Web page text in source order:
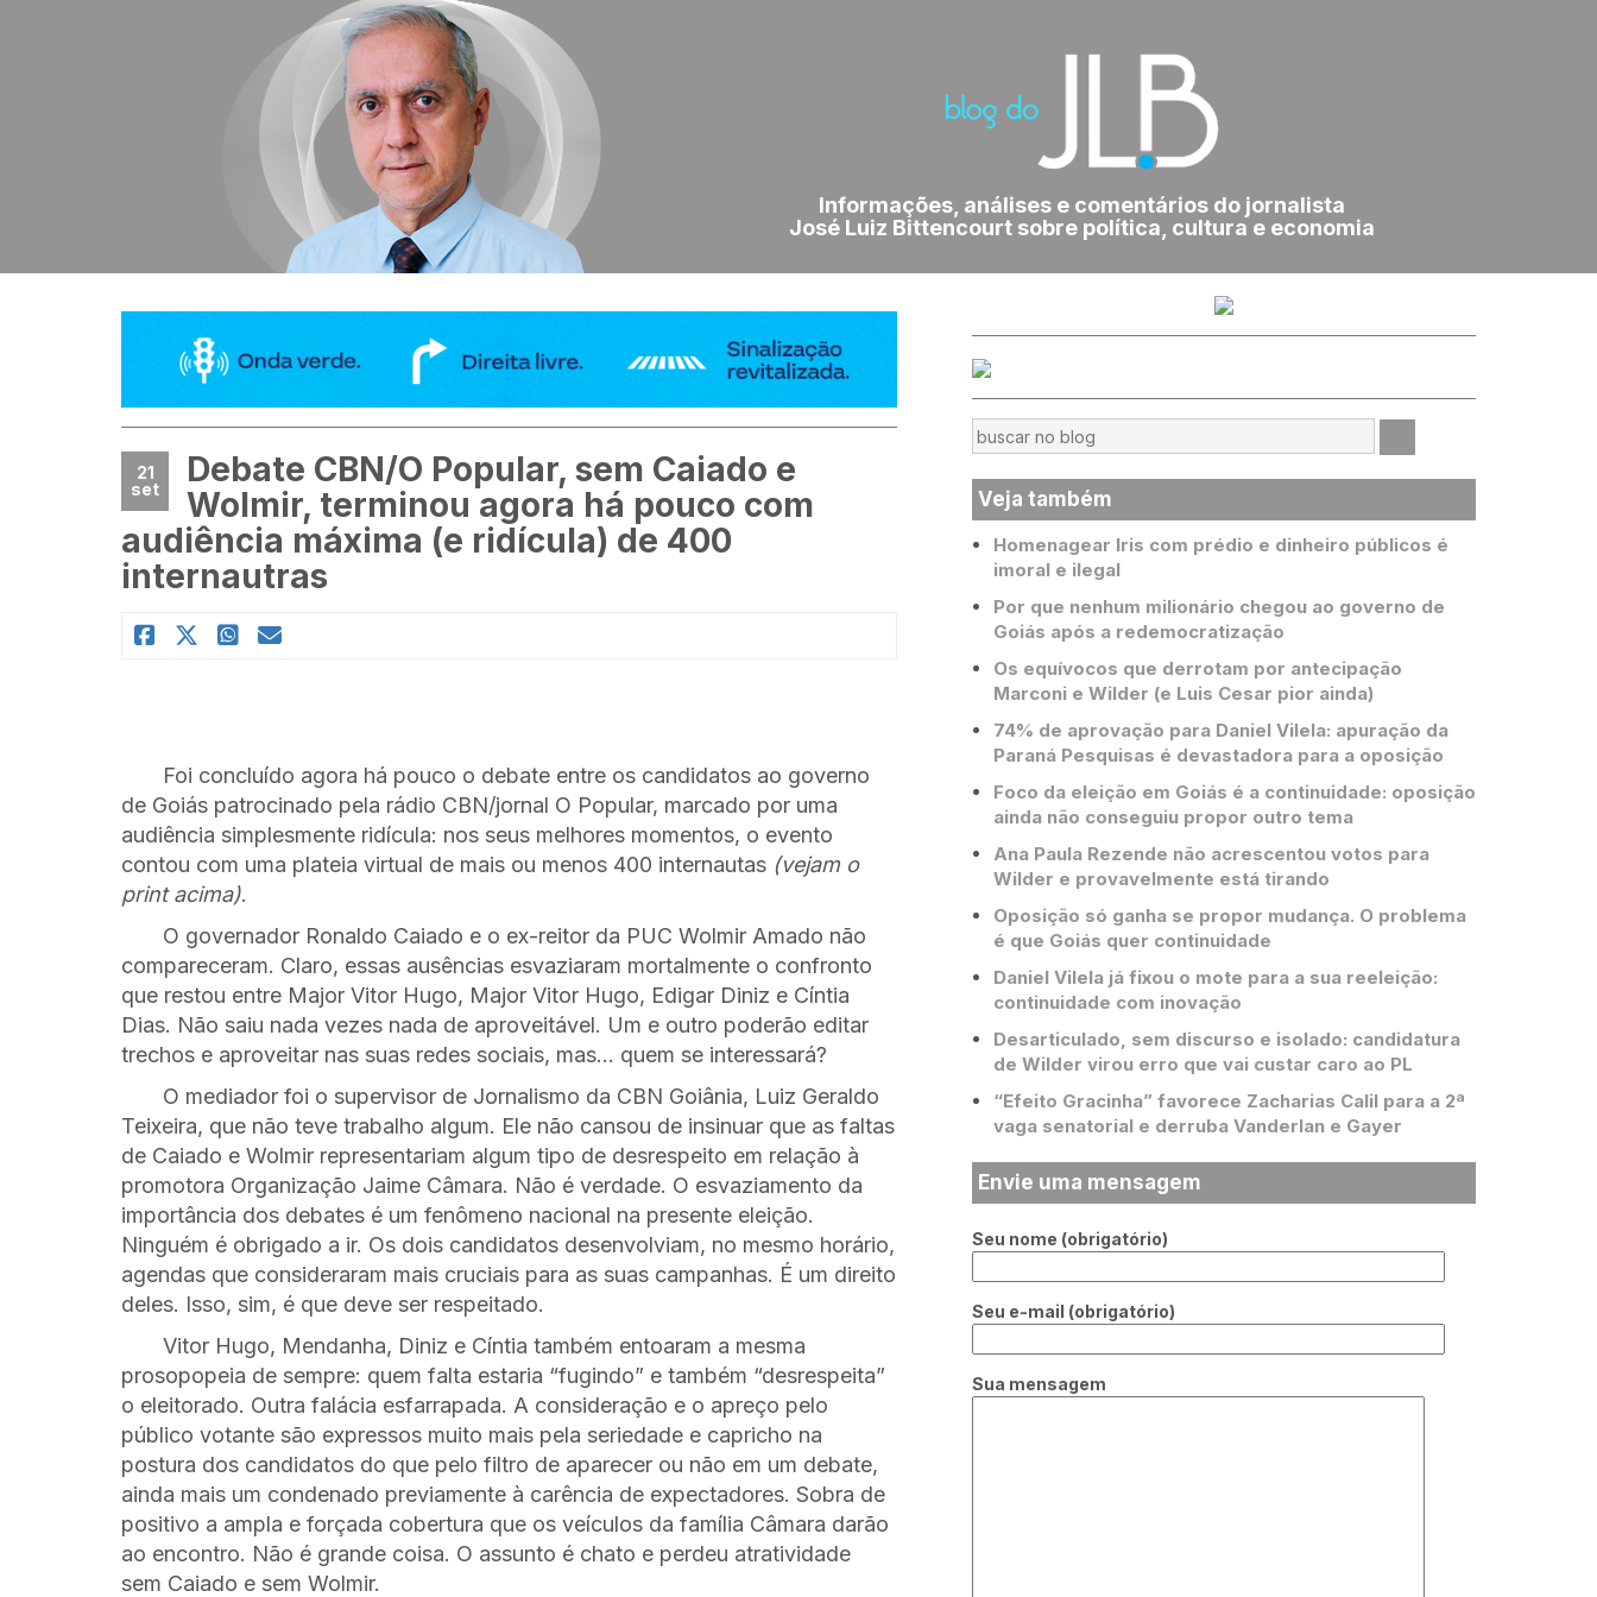
Informações, análises e comentários do jornalista
José Luiz Bittencourt sobre política, cultura e economia
21
set
Debate CBN/O Popular, sem Caiado e
Wolmir, terminou agora há pouco com
audiência máxima (e ridícula) de 400
internautras
Foi concluído agora há pouco o debate entre os candidatos ao governo
de Goiás patrocinado pela rádio CBN/jornal O Popular, marcado por uma
audiência simplesmente ridícula: nos seus melhores momentos, o evento
contou com uma plateia virtual de mais ou menos 400 internautas (vejam o
print acima).
O governador Ronaldo Caiado e o ex-reitor da PUC Wolmir Amado não
compareceram. Claro, essas ausências esvaziaram mortalmente o confronto
que restou entre Major Vitor Hugo, Major Vitor Hugo, Edigar Diniz e Cíntia
Dias. Não saiu nada vezes nada de aproveitável. Um e outro poderão editar
trechos e aproveitar nas suas redes sociais, mas… quem se interessará?
O mediador foi o supervisor de Jornalismo da CBN Goiânia, Luiz Geraldo
Teixeira, que não teve trabalho algum. Ele não cansou de insinuar que as faltas
de Caiado e Wolmir representariam algum tipo de desrespeito em relação à
promotora Organização Jaime Câmara. Não é verdade. O esvaziamento da
importância dos debates é um fenômeno nacional na presente eleição.
Ninguém é obrigado a ir. Os dois candidatos desenvolviam, no mesmo horário,
agendas que consideraram mais cruciais para as suas campanhas. É um direito
deles. Isso, sim, é que deve ser respeitado.
Vitor Hugo, Mendanha, Diniz e Cíntia também entoaram a mesma
prosopopeia de sempre: quem falta estaria “fugindo” e também “desrespeita”
o eleitorado. Outra falácia esfarrapada. A consideração e o apreço pelo
público votante são expressos muito mais pela seriedade e capricho na
postura dos candidatos do que pelo filtro de aparecer ou não em um debate,
ainda mais um condenado previamente à carência de expectadores. Sobra de
positivo a ampla e forçada cobertura que os veículos da família Câmara darão
ao encontro. Não é grande coisa. O assunto é chato e perdeu atratividade
sem Caiado e sem Wolmir.
Veja também
Homenagear Iris com prédio e dinheiro públicos é
imoral e ilegal
Por que nenhum milionário chegou ao governo de
Goiás após a redemocratização
Os equívocos que derrotam por antecipação
Marconi e Wilder (e Luis Cesar pior ainda)
74% de aprovação para Daniel Vilela: apuração da
Paraná Pesquisas é devastadora para a oposição
Foco da eleição em Goiás é a continuidade: oposição
ainda não conseguiu propor outro tema
Ana Paula Rezende não acrescentou votos para
Wilder e provavelmente está tirando
Oposição só ganha se propor mudança. O problema
é que Goiás quer continuidade
Daniel Vilela já fixou o mote para a sua reeleição:
continuidade com inovação
Desarticulado, sem discurso e isolado: candidatura
de Wilder virou erro que vai custar caro ao PL
“Efeito Gracinha” favorece Zacharias Calil para a 2ª
vaga senatorial e derruba Vanderlan e Gayer
Envie uma mensagem
Seu nome (obrigatório)
Seu e-mail (obrigatório)
Sua mensagem